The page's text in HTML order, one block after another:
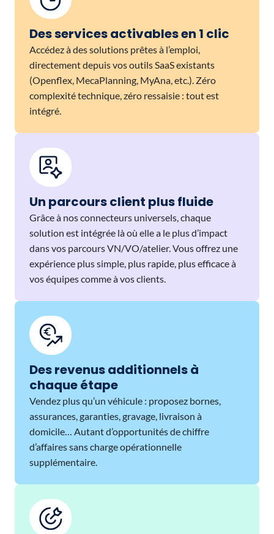
Des services activables en 1 clic
Accédez à des solutions prêtes à l’emploi,
directement depuis vos outils SaaS existants
(Openflex, MecaPlanning, MyAna, etc.). Zéro
complexité technique, zéro ressaisie : tout est
intégré.
Un parcours client plus fluide
Grâce à nos connecteurs universels, chaque
solution est intégrée là où elle a le plus d’impact
dans vos parcours VN/VO/atelier. Vous offrez une
expérience plus simple, plus rapide, plus efficace à
vos équipes comme à vos clients.
Des revenus additionnels à
chaque étape
Vendez plus qu’un véhicule : proposez bornes,
assurances, garanties, gravage, livraison à
domicile… Autant d’opportunités de chiffre
d’affaires sans charge opérationnelle
supplémentaire.